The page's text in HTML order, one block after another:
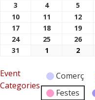
3
03/08/2026
404/08/2026
5 05/
10 10/08/2026
11 11/08/2026
12
17 17/08/2026
18 18/08/2026
19
24 24/08/2026
25 25/08/2026
26
31
31/08/2026
1 01/09/2026
2 02/
Event
Categories
Comerç
Festes